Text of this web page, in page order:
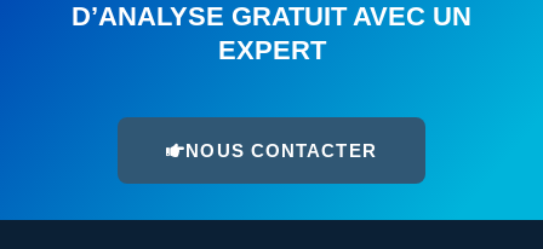
D’ANALYSE GRATUIT AVEC UN
EXPERT
NOUS CONTACTER